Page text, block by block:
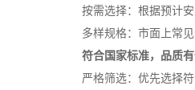
按需选择：根据预计
多样规格：市面上常
符合国家标准，品质
严格筛选：优先选择